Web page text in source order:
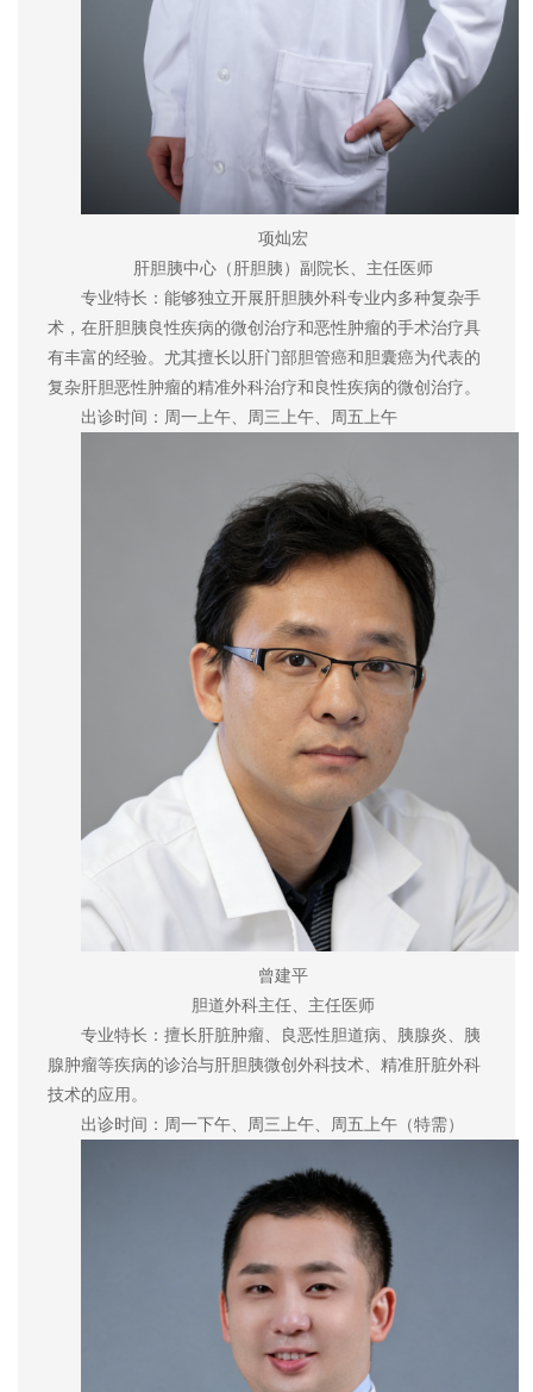
项灿宏
肝胆胰中心（肝胆胰）副院长、主任医师
专业特长：能够独立开展肝胆胰外科专业内多种复杂手
术，在肝胆胰良性疾病的微创治疗和恶性肿瘤的手术治疗具
有丰富的经验。尤其擅长以肝门部胆管癌和胆囊癌为代表的
复杂肝胆恶性肿瘤的精准外科治疗和良性疾病的微创治疗。
出诊时间：周一上午、周三上午、周五上午
曾建平
胆道外科主任、主任医师
专业特长：擅长肝脏肿瘤、良恶性胆道病、胰腺炎、胰
腺肿瘤等疾病的诊治与肝胆胰微创外科技术、精准肝脏外科
技术的应用。
出诊时间：周一下午、周三上午、周五上午（特需）